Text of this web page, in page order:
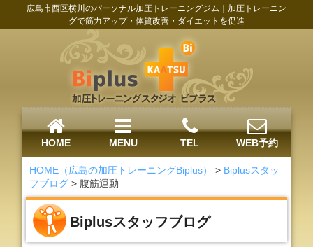
広島市西区横川のパーソナル加圧トレーニングジム｜加圧トレーニン
グで筋力アップ・体質改善・ダイエットを促進
HOME MENU TEL WEB予約
HOME（広島の加圧トレーニングBiplus） > Biplusスタッ
フブログ > 腹筋運動
Biplusスタッフブログ